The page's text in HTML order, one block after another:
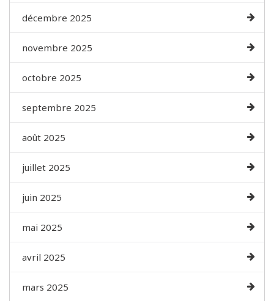
décembre 2025
novembre 2025
octobre 2025
septembre 2025
août 2025
juillet 2025
juin 2025
mai 2025
avril 2025
mars 2025